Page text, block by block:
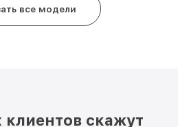
все модели
скажут